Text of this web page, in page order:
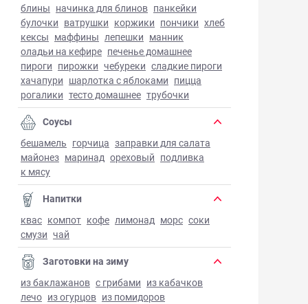
блины начинка для блинов панкейки
булочки ватрушки коржики пончики хлеб
кексы маффины лепешки манник
оладьи на кефире печенье домашнее
пироги пирожки чебуреки сладкие пироги
хачапури шарлотка с яблоками пицца
рогалики тесто домашнее трубочки
Соусы
бешамель горчица заправки для салата
майонез маринад ореховый подливка
к мясу
Напитки
квас компот кофе лимонад морс соки
смузи чай
Заготовки на зиму
из баклажанов с грибами из кабачков
лечо из огурцов из помидоров